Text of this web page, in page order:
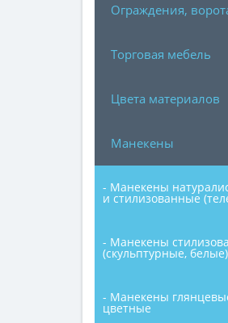
Ограждения,
Торговая мебель
Цвета материалов
Манекены
- Манекены
и стилизованные
- Манекены
(скульптурные, белые)
- Манекены
цветные